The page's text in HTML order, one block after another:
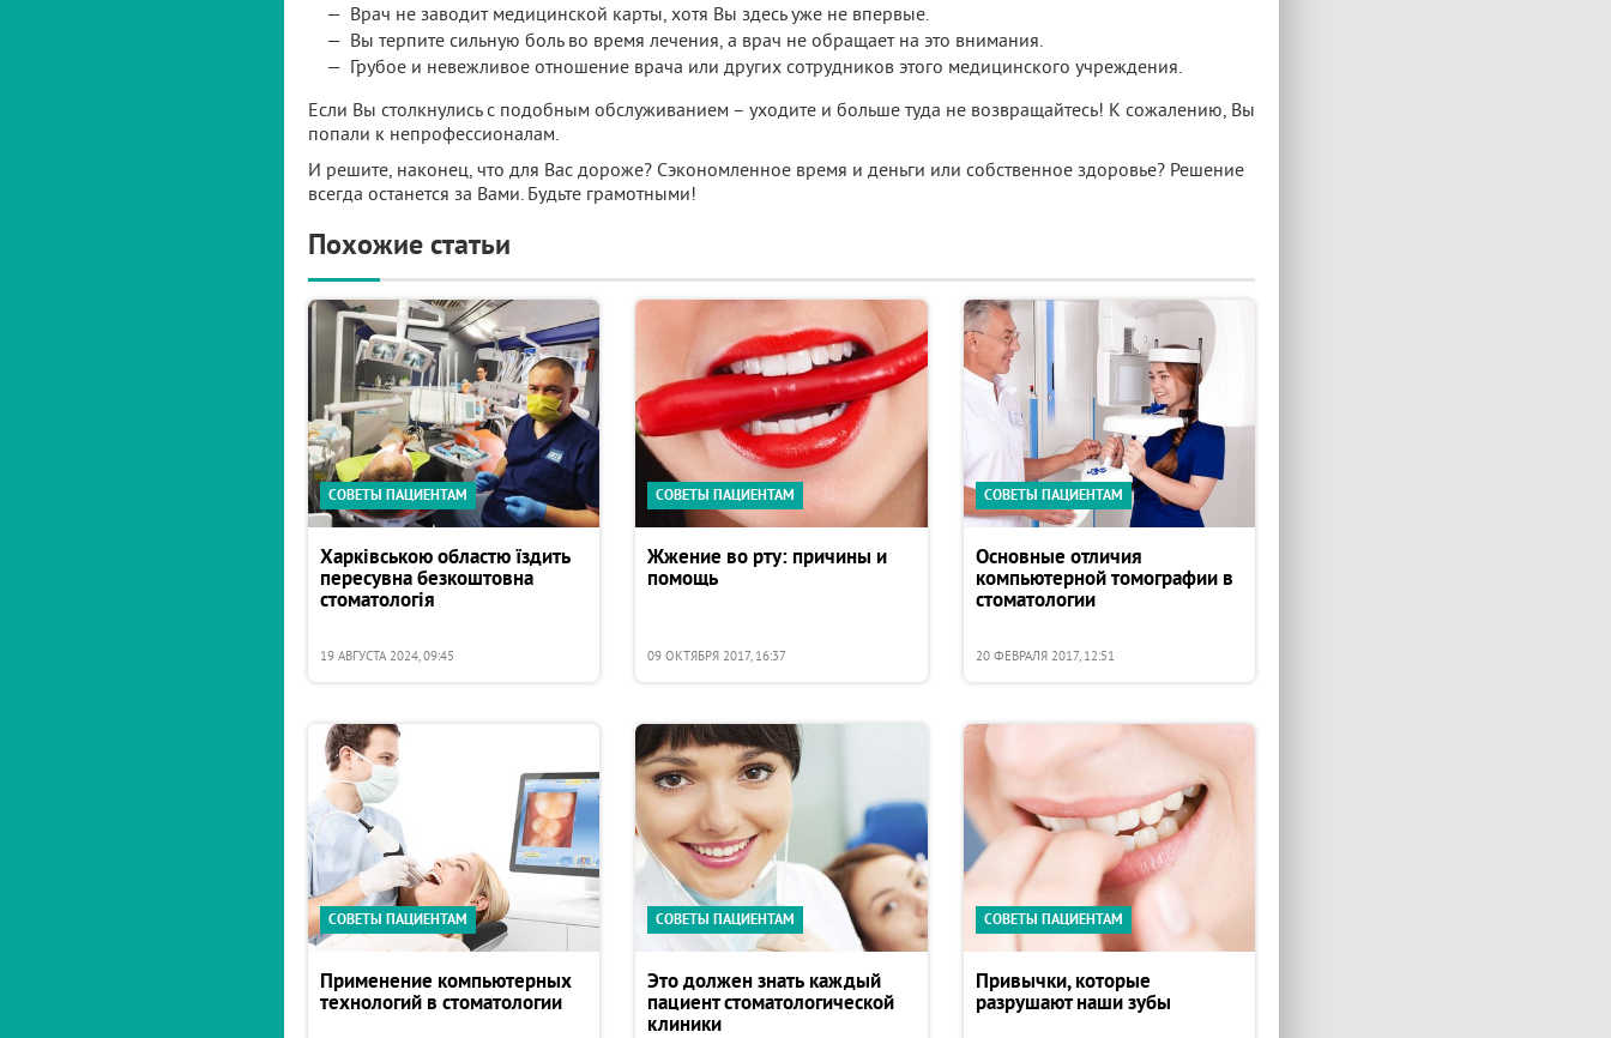
Врач не заводит медицинской карты, хотя Вы здесь уже не впервые.
Вы терпите сильную боль во время лечения, а врач не обращает на это внимания.
Грубое и невежливое отношение врача или других сотрудников этого медицинского учреждения.
Если Вы столкнулись с подобным обслуживанием – уходите и больше туда не возвращайтесь! К сожалению, Вы
попали к непрофессионалам.
И решите, наконец, что для Вас дороже? Сэкономленное время и деньги или собственное здоровье? Решение
всегда останется за Вами. Будьте грамотными!
Похожие статьи
СОВЕТЫ ПАЦИЕНТАМ
Харківською областю їздить
пересувна безкоштовна
стоматологія
19 АВГУСТА 2024, 09:45
СОВЕТЫ ПАЦИЕНТАМ
Жжение во рту: причины и
помощь
09 ОКТЯБРЯ 2017, 16:37
СОВЕТЫ ПАЦИЕНТАМ
Основные отличия
компьютерной томографии в
стоматологии
20 ФЕВРАЛЯ 2017, 12:51
СОВЕТЫ ПАЦИЕНТАМ
Применение компьютерных
технологий в стоматологии
СОВЕТЫ ПАЦИЕНТАМ
Это должен знать каждый
пациент стоматологической
клиники
СОВЕТЫ ПАЦИЕНТАМ
Привычки, которые
разрушают наши зубы